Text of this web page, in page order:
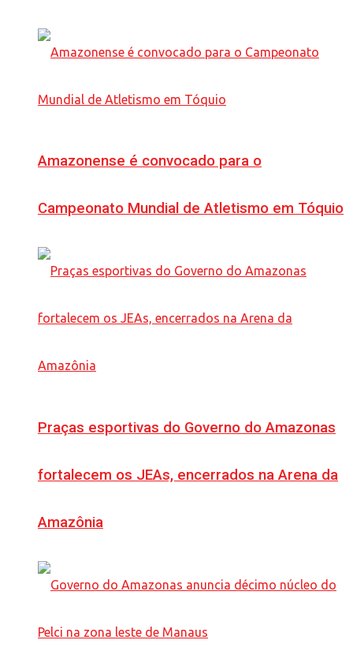
Amazonense é convocado para o
Campeonato Mundial de Atletismo em Tóquio
Praças esportivas do Governo do Amazonas
fortalecem os JEAs, encerrados na Arena da
Amazônia